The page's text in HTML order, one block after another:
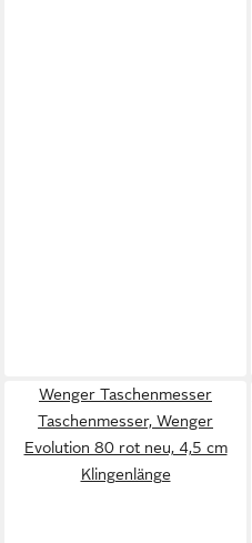
Wenger Taschenmesser
Taschenmesser, Wenger
Evolution 80 rot neu, 4,5 cm
Klingenlänge